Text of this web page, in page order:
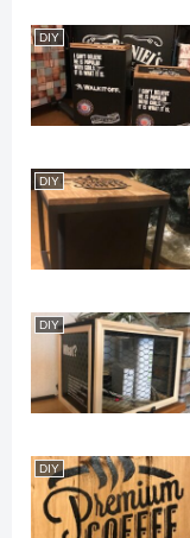
DIY
DIY
DIY
DIY